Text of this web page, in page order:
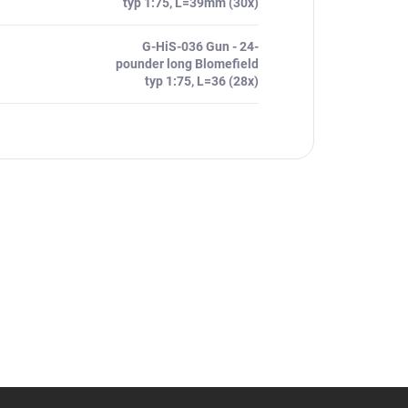
G-HiS-036 Gun - 24-
pounder long Blomefield
typ 1:75, L=36 (28x)